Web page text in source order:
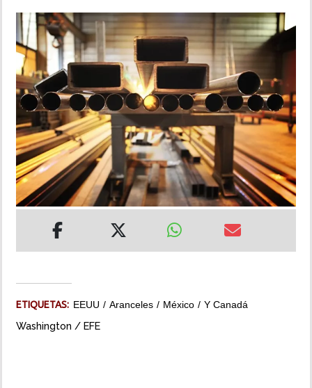
DEPORTES
MUNDO
INSÓLITAS
MULTIMEDIA
IMPRESO
ETIQUETAS: EEUU Aranceles México Y Canadá
Washington / EFE